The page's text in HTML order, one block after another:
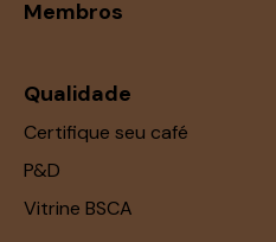
Membros
Qualidade
Certifique seu café
P&D
Vitrine BSCA